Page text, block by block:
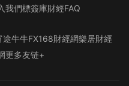
我們標簽庫財經FAQ
途牛牛FX168財經網樂居財經
更多友链+